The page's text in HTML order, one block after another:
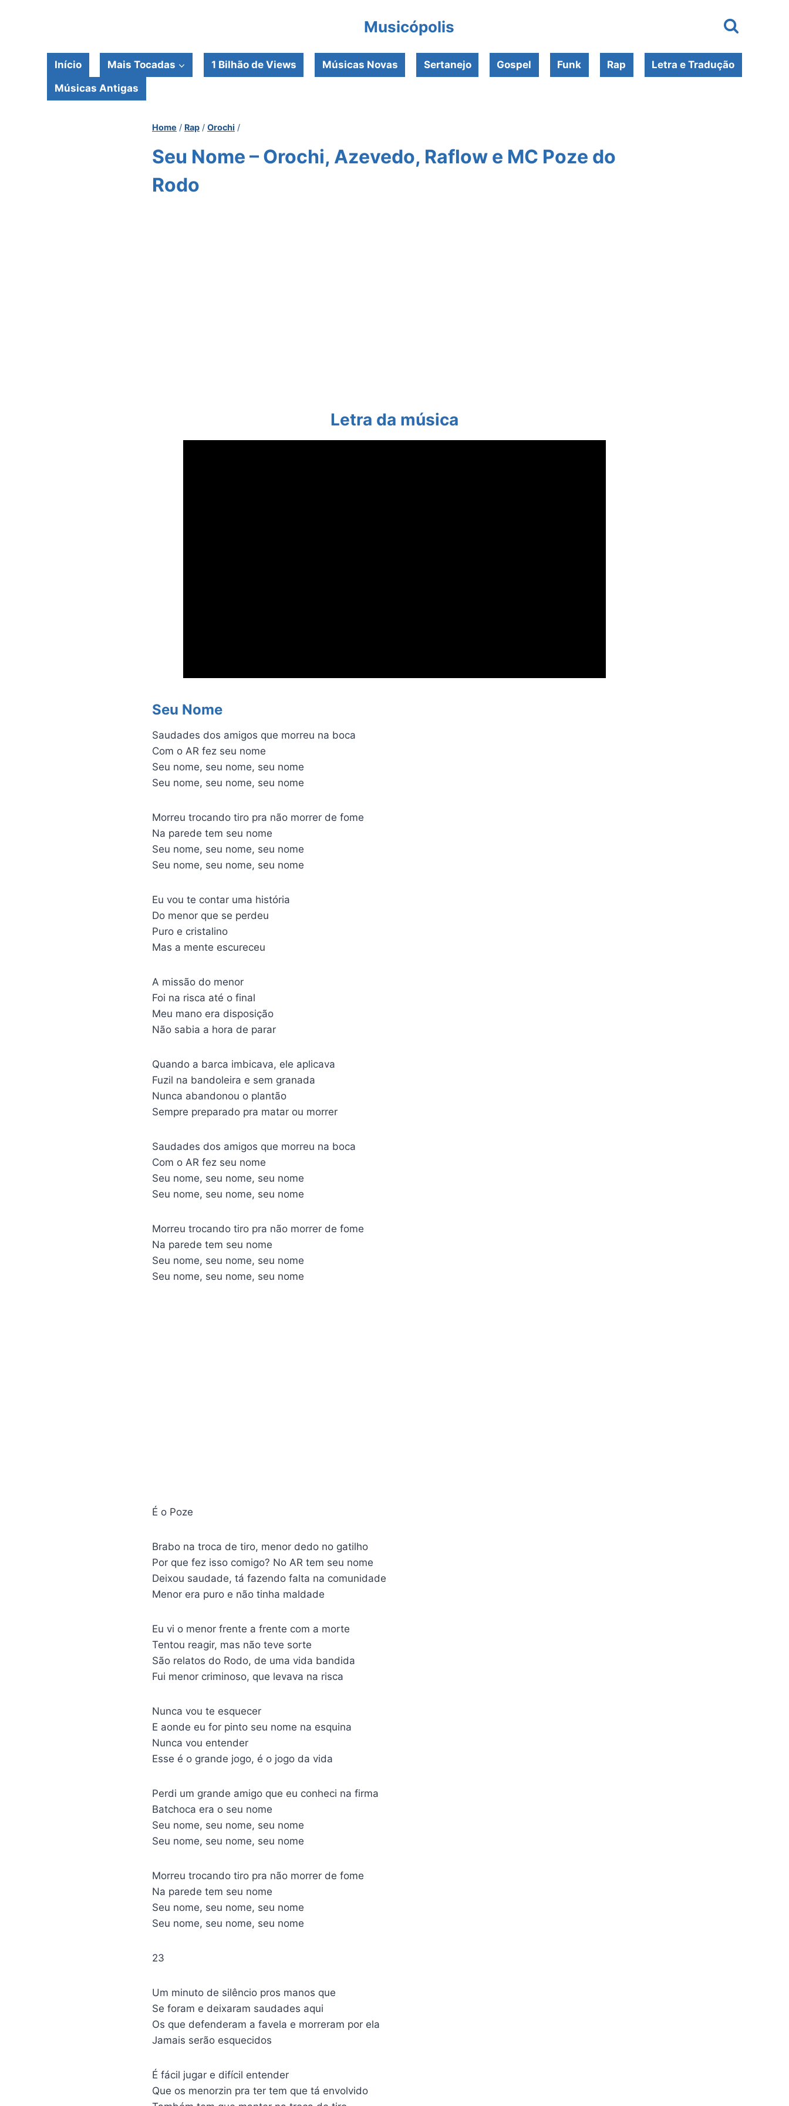
Conteúdo
Musicópolis
Início Mais Tocadas 1 Bilhão de Views Músicas Novas Sertanejo Gospel Funk Rap Letra e Tradução
Músicas Antigas
Home / Rap / Orochi /
Seu Nome – Orochi, Azevedo, Raflow e MC Poze do
Rodo
Letra da música
Seu Nome
Saudades dos amigos que morreu na boca
Com o AR fez seu nome
Seu nome, seu nome, seu nome
Seu nome, seu nome, seu nome
Morreu trocando tiro pra não morrer de fome
Na parede tem seu nome
Seu nome, seu nome, seu nome
Seu nome, seu nome, seu nome
Eu vou te contar uma história
Do menor que se perdeu
Puro e cristalino
Mas a mente escureceu
A missão do menor
Foi na risca até o final
Meu mano era disposição
Não sabia a hora de parar
Quando a barca imbicava, ele aplicava
Fuzil na bandoleira e sem granada
Nunca abandonou o plantão
Sempre preparado pra matar ou morrer
Saudades dos amigos que morreu na boca
Com o AR fez seu nome
Seu nome, seu nome, seu nome
Seu nome, seu nome, seu nome
Morreu trocando tiro pra não morrer de fome
Na parede tem seu nome
Seu nome, seu nome, seu nome
Seu nome, seu nome, seu nome
É o Poze
Brabo na troca de tiro, menor dedo no gatilho
Por que fez isso comigo? No AR tem seu nome
Deixou saudade, tá fazendo falta na comunidade
Menor era puro e não tinha maldade
Eu vi o menor frente a frente com a morte
Tentou reagir, mas não teve sorte
São relatos do Rodo, de uma vida bandida
Fui menor criminoso, que levava na risca
Nunca vou te esquecer
E aonde eu for pinto seu nome na esquina
Nunca vou entender
Esse é o grande jogo, é o jogo da vida
Perdi um grande amigo que eu conheci na firma
Batchoca era o seu nome
Seu nome, seu nome, seu nome
Seu nome, seu nome, seu nome
Morreu trocando tiro pra não morrer de fome
Na parede tem seu nome
Seu nome, seu nome, seu nome
Seu nome, seu nome, seu nome
23
Um minuto de silêncio pros manos que
Se foram e deixaram saudades aqui
Os que defenderam a favela e morreram por ela
Jamais serão esquecidos
É fácil jugar e difícil entender
Que os menorzin pra ter tem que tá envolvido